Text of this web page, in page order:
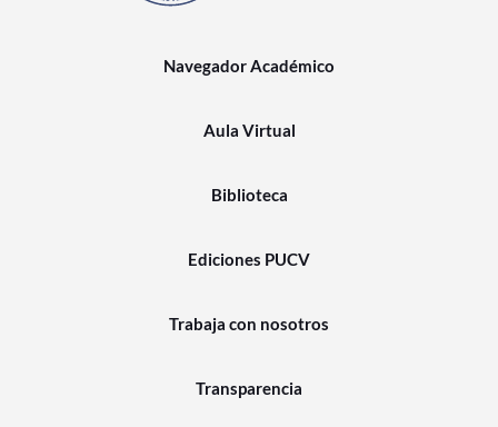
Navegador Académico
Aula Virtual
Biblioteca
Ediciones PUCV
Trabaja con nosotros
Transparencia